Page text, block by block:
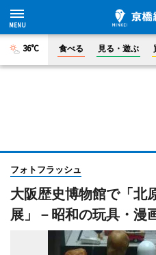
36°C 食べる 見る・遊ぶ
フォトフラッシュ
大阪歴史博物館で「北
展」－昭和の玩具・漫